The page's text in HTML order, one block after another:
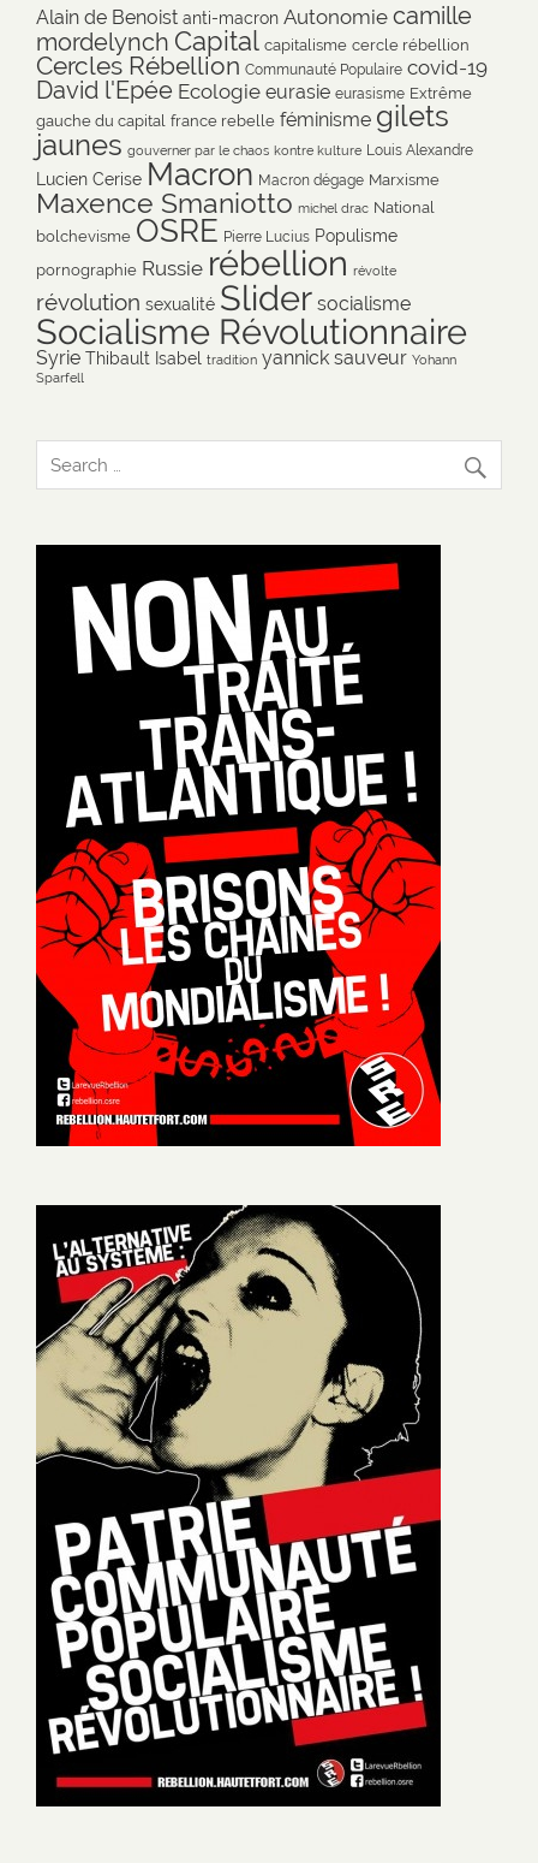
Alain de Benoist anti-macron Autonomie camille
mordelynch Capital capitalisme cercle rébellion
Cercles Rébellion Communauté Populaire covid-19
David l'Epée Ecologie eurasie eurasisme Extrême
gauche du capital france rebelle féminisme gilets
jaunes gouverner par le chaos kontre kulture Louis Alexandre
Lucien Cerise Macron Macron dégage Marxisme
Maxence Smaniotto michel drac National
bolchevisme OSRE Pierre Lucius Populisme
pornographie Russie rébellion révolte
révolution sexualité Slider socialisme
Socialisme Révolutionnaire
Syrie Thibault Isabel tradition yannick sauveur Yohann
Sparfell